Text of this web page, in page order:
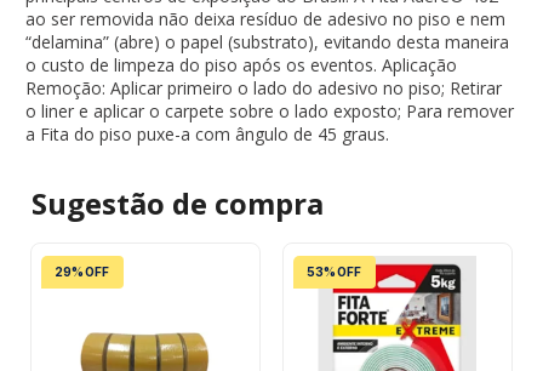
ao ser removida não deixa resíduo de adesivo no piso e nem
“delamina” (abre) o papel (substrato), evitando desta maneira
o custo de limpeza do piso após os eventos. Aplicação
Remoção: Aplicar primeiro o lado do adesivo no piso; Retirar
o liner e aplicar o carpete sobre o lado exposto; Para remover
a Fita do piso puxe-a com ângulo de 45 graus.
Sugestão de compra
29% OFF 53% OFF